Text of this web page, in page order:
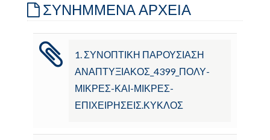
ΣΥΝΗΜΜΕΝΑ ΑΡΧΕΙΑ
1. ΣΥΝΟΠΤΙΚΗ ΠΑΡΟΥΣΙΑΣΗ
ΑΝΑΠΤΥΞΙΑΚΟΣ_4399_ΠΟΛΥ-
ΜΙΚΡΕΣ-ΚΑΙ-ΜΙΚΡΕΣ-
ΕΠΙΧΕΙΡΗΣΕΙΣ.ΚΥΚΛΟΣ